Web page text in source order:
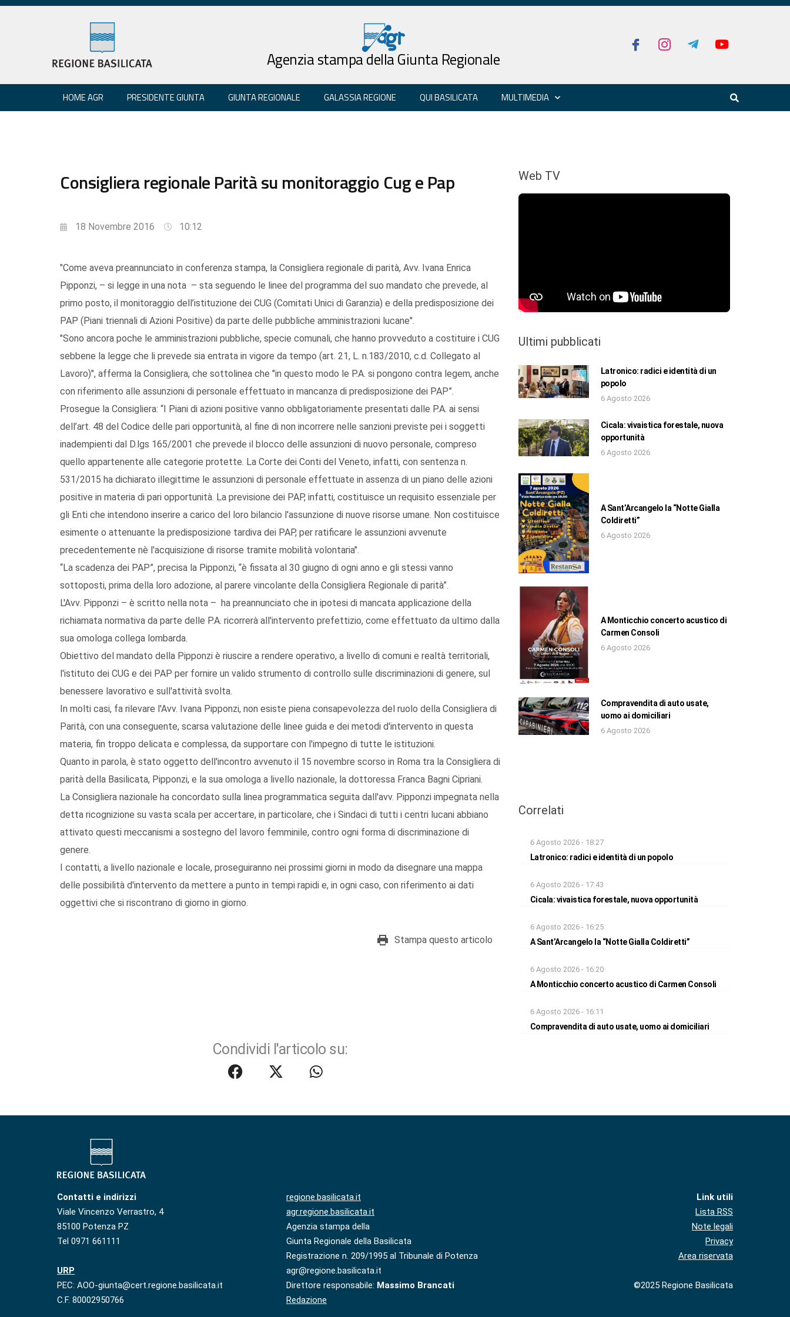
Agenzia stampa della Giunta Regionale
HOME AGR PRESIDENTE GIUNTA GIUNTA REGIONALE GALASSIA REGIONE QUI BASILICATA MULTIMEDIA
Consigliera regionale Parità su monitoraggio Cug e Pap
18 Novembre 2016 10:12
"Come aveva preannunciato in conferenza stampa, la Consigliera regionale di parità, Avv. Ivana Enrica
Pipponzi, – si legge in una nota – sta seguendo le linee del programma del suo mandato che prevede, al
primo posto, il monitoraggio dell’istituzione dei CUG (Comitati Unici di Garanzia) e della predisposizione dei
PAP (Piani triennali di Azioni Positive) da parte delle pubbliche amministrazioni lucane".
"Sono ancora poche le amministrazioni pubbliche, specie comunali, che hanno provveduto a costituire i CUG
sebbene la legge che li prevede sia entrata in vigore da tempo (art. 21, L. n.183/2010, c.d. Collegato al
Lavoro)", afferma la Consigliera, che sottolinea che "in questo modo le P.A. si pongono contra legem, anche
con riferimento alle assunzioni di personale effettuato in mancanza di predisposizione dei PAP”.
Prosegue la Consigliera: “I Piani di azioni positive vanno obbligatoriamente presentati dalle P.A. ai sensi
dell’art. 48 del Codice delle pari opportunità, al fine di non incorrere nelle sanzioni previste pei i soggetti
inadempienti dal D.lgs 165/2001 che prevede il blocco delle assunzioni di nuovo personale, compreso
quello appartenente alle categorie protette. La Corte dei Conti del Veneto, infatti, con sentenza n.
531/2015 ha dichiarato illegittime le assunzioni di personale effettuate in assenza di un piano delle azioni
positive in materia di pari opportunità. La previsione dei PAP, infatti, costituisce un requisito essenziale per
gli Enti che intendono inserire a carico del loro bilancio l'assunzione di nuove risorse umane. Non costituisce
esimente o attenuante la predisposizione tardiva dei PAP, per ratificare le assunzioni avvenute
precedentemente nè l'acquisizione di risorse tramite mobilità volontaria".
“La scadenza dei PAP”, precisa la Pipponzi, “è fissata al 30 giugno di ogni anno e gli stessi vanno
sottoposti, prima della loro adozione, al parere vincolante della Consigliera Regionale di parità”.
L'Avv. Pipponzi – è scritto nella nota – ha preannunciato che in ipotesi di mancata applicazione della
richiamata normativa da parte delle P.A. ricorrerà all'intervento prefettizio, come effettuato da ultimo dalla
sua omologa collega lombarda.
Obiettivo del mandato della Pipponzi è riuscire a rendere operativo, a livello di comuni e realtà territoriali,
l'istituto dei CUG e dei PAP per fornire un valido strumento di controllo sulle discriminazioni di genere, sul
benessere lavorativo e sull'attività svolta.
In molti casi, fa rilevare l'Avv. Ivana Pipponzi, non esiste piena consapevolezza del ruolo della Consigliera di
Parità, con una conseguente, scarsa valutazione delle linee guida e dei metodi d'intervento in questa
materia, fin troppo delicata e complessa, da supportare con l'impegno di tutte le istituzioni.
Quanto in parola, è stato oggetto dell'incontro avvenuto il 15 novembre scorso in Roma tra la Consigliera di
parità della Basilicata, Pipponzi, e la sua omologa a livello nazionale, la dottoressa Franca Bagni Cipriani.
La Consigliera nazionale ha concordato sulla linea programmatica seguita dall'avv. Pipponzi impegnata nella
detta ricognizione su vasta scala per accertare, in particolare, che i Sindaci di tutti i centri lucani abbiano
attivato questi meccanismi a sostegno del lavoro femminile, contro ogni forma di discriminazione di
genere.
I contatti, a livello nazionale e locale, proseguiranno nei prossimi giorni in modo da disegnare una mappa
delle possibilità d'intervento da mettere a punto in tempi rapidi e, in ogni caso, con riferimento ai dati
oggettivi che si riscontrano di giorno in giorno.
Stampa questo articolo
Condividi l'articolo su:
Web TV
Ultimi pubblicati
Latronico: radici e identità di un
popolo
6 Agosto 2026
Cicala: vivaistica forestale, nuova
opportunità
6 Agosto 2026
A Sant’Arcangelo la “Notte Gialla
Coldiretti”
6 Agosto 2026
A Monticchio concerto acustico di
Carmen Consoli
6 Agosto 2026
Compravendita di auto usate,
uomo ai domiciliari
6 Agosto 2026
Correlati
6 Agosto 2026 - 18:27
Latronico: radici e identità di un popolo
6 Agosto 2026 - 17:43
Cicala: vivaistica forestale, nuova opportunità
6 Agosto 2026 - 16:25
A Sant’Arcangelo la “Notte Gialla Coldiretti”
6 Agosto 2026 - 16:20
A Monticchio concerto acustico di Carmen Consoli
6 Agosto 2026 - 16:11
Compravendita di auto usate, uomo ai domiciliari
Contatti e indirizzi
Viale Vincenzo Verrastro, 4
85100 Potenza PZ
Tel 0971 661111
URP
PEC: AOO-giunta@cert.regione.basilicata.it
C.F. 80002950766
regione.basilicata.it
agr.regione.basilicata.it
Agenzia stampa della
Giunta Regionale della Basilicata
Registrazione n. 209/1995 al Tribunale di Potenza
agr@regione.basilicata.it
Direttore responsabile: Massimo Brancati
Redazione
Link utili
Lista RSS
Note legali
Privacy
Area riservata
©2025 Regione Basilicata